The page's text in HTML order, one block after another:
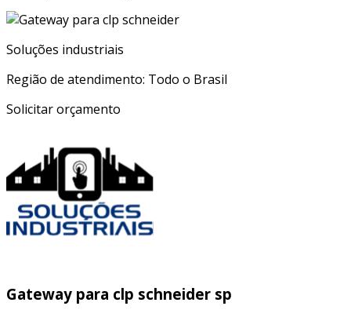
Soluções industriais
Região de atendimento: Todo o Brasil
Solicitar orçamento
Gateway para clp schneider sp